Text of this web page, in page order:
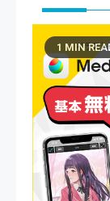
1 MIN